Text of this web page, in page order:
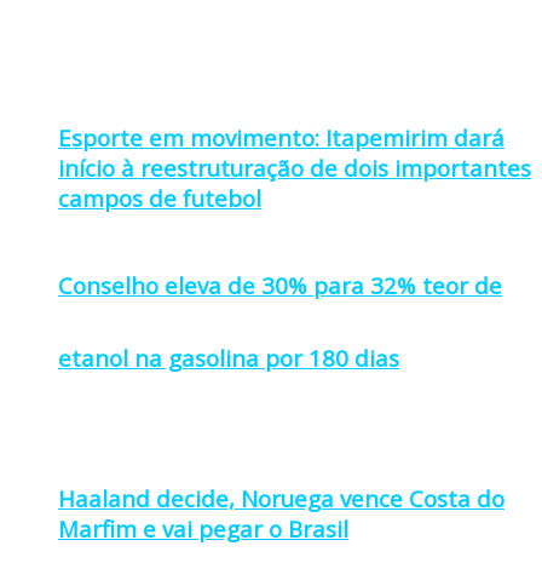
Conselho eleva de 30% para 32% teor de
etanol na gasolina por 180 dias
Esporte em movimento: Itapemirim dará
início à reestruturação de dois importantes
campos de futebol
Haaland decide, Noruega vence Costa do
Marfim e vai pegar o Brasil